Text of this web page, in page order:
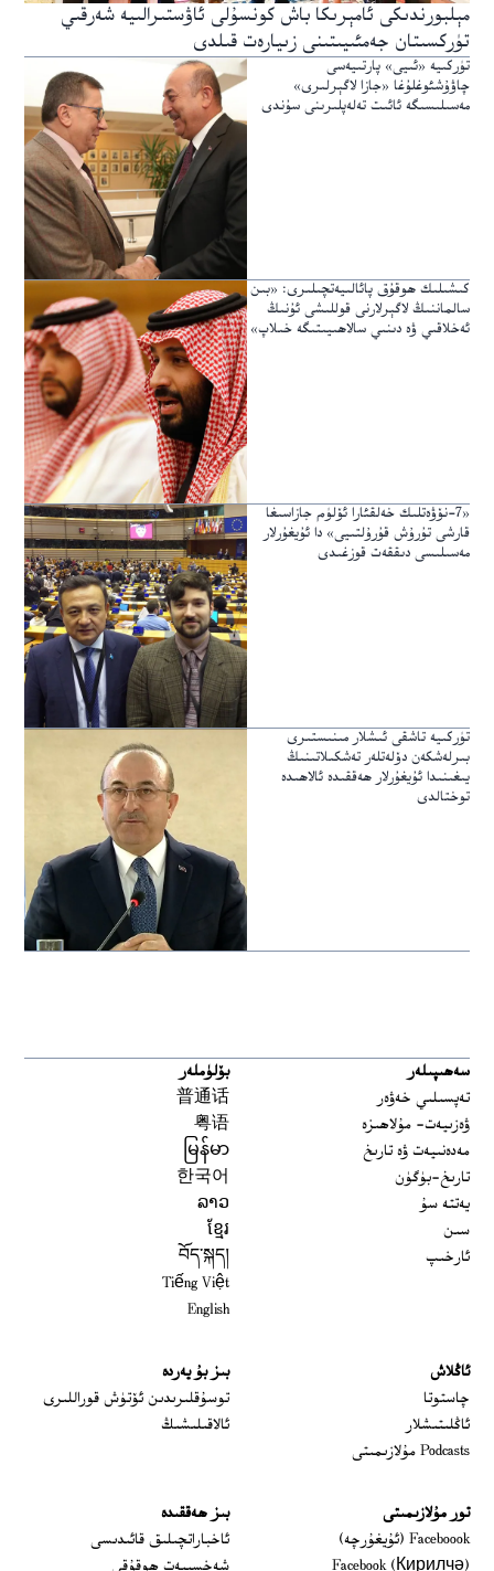
مېلبورندىكى ئامېرىكا باش كونسۇلى ئاۋستىرالىيە شەرقىي
تۈركسىتان جەمئىيىتىنى زىيارەت قىلدى
تۈركىيە «ئىيى» پارتىيەسى
چاۋۇشئوغلۇغا «جازا لاگېرلىرى»
مەسىلىسىگە ئائىت تەلەپلىرىنى سۇندى
كىشىلىك ھوقۇق پائالىيەتچىلىرى: «بىن
سالماننىڭ لاگېرلارنى قوللىشى ئۇنىڭ
ئەخلاقىي ۋە دىنىي سالاھىيىتىگە خىلاپ»
«7-نۆۋەتلىك خەلقئارا ئۆلۈم جازاسىغا
قارشى تۇرۇش قۇرۇلتىيى» دا ئۇيغۇرلار
مەسىلىسى دىققەت قوزغىدى
تۈركىيە تاشقى ئىشلار مىنىستىرى
بىرلەشكەن دۆلەتلەر تەشكىلاتىنىڭ
يىغىنىدا ئۇيغۇرلار ھەققىدە ئالاھىدە
توختالدى
سەھىپىلەر
تەپسىلىي خەۋەر
ۋەزىيەت- مۇلاھىزە
مەدەنىيەت ۋە تارىخ
تارىخ-بۈگۈن
يەتتە سۇ
سىن
ئارخىپ
بۆلۈملەر
普通话
粤语
မြန်မာ
한국어
ລາວ
ខ្មែរ
བོད་སྐད།
Tiếng Việt
English
ئاڭلاش
چاستوتا
ئاڭلىتىشلار
Podcasts مۇلازىمىتى
بىز بۇ يەردە
توسۇقلىرىدىن ئۆتۈش قوراللىرى
ئالاقىلىشىڭ
تور مۇلازىمىتى
Faceboook (ئۇيغۇرچە)
Opens in new window
Opens in new window
بىز ھەققىدە
ئاخباراتچىلىق قائىدىسى